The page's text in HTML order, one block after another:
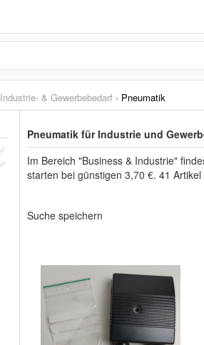
Industrie- & Gewerbebedarf › Pneumatik
Pneumatik für Industrie und
Im Bereich "Business & Industrie"
starten bei günstigen 3,70 €. 41
Suche speichern